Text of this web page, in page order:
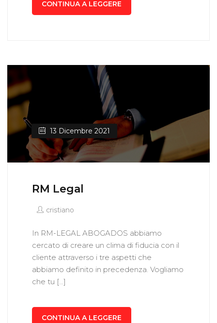
CONTINUA A LEGGERE
13 Dicembre 2021
RM Legal
cristiano
In RM-LEGAL ABOGADOS abbiamo
cercato di creare un clima di fiducia con il
cliente attraverso i tre aspetti che
abbiamo definito in precedenza. Vogliamo
che tu […]
CONTINUA A LEGGERE